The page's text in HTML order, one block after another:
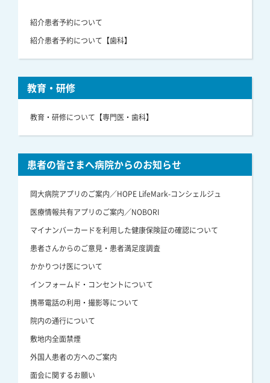
紹介患者予約について
紹介患者予約について【歯科】
教育・研修
教育・研修について【専門医・歯科】
患者の皆さまへ病院からのお知らせ
岡大病院アプリのご案内／HOPE LifeMark-コンシェルジュ
医療情報共有アプリのご案内／NOBORI
マイナンバーカードを利用した健康保険証の確認について
患者さんからのご意見・患者満足度調査
かかりつけ医について
インフォームド・コンセントについて
携帯電話の利用・撮影等について
院内の通行について
敷地内全面禁煙
外国人患者の方へのご案内
面会に関するお願い